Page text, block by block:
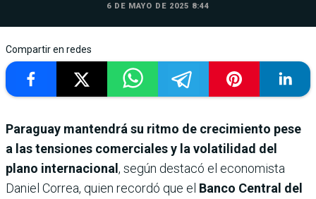
6 DE MAYO DE 2025 8:44
Compartir en redes
Paraguay mantendrá su ritmo de crecimiento pese
a las tensiones comerciales y la volatilidad del
plano internacional, según destacó el economista
Daniel Correa, quien recordó que el Banco Central del